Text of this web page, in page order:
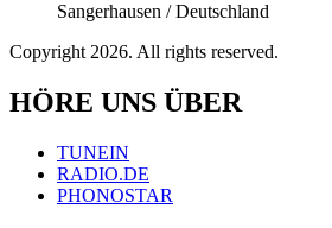
Sangerhausen / Deutschland
Copyright 2026. All rights reserved.
HÖRE UNS ÜBER
TUNEIN
RADIO.DE
PHONOSTAR